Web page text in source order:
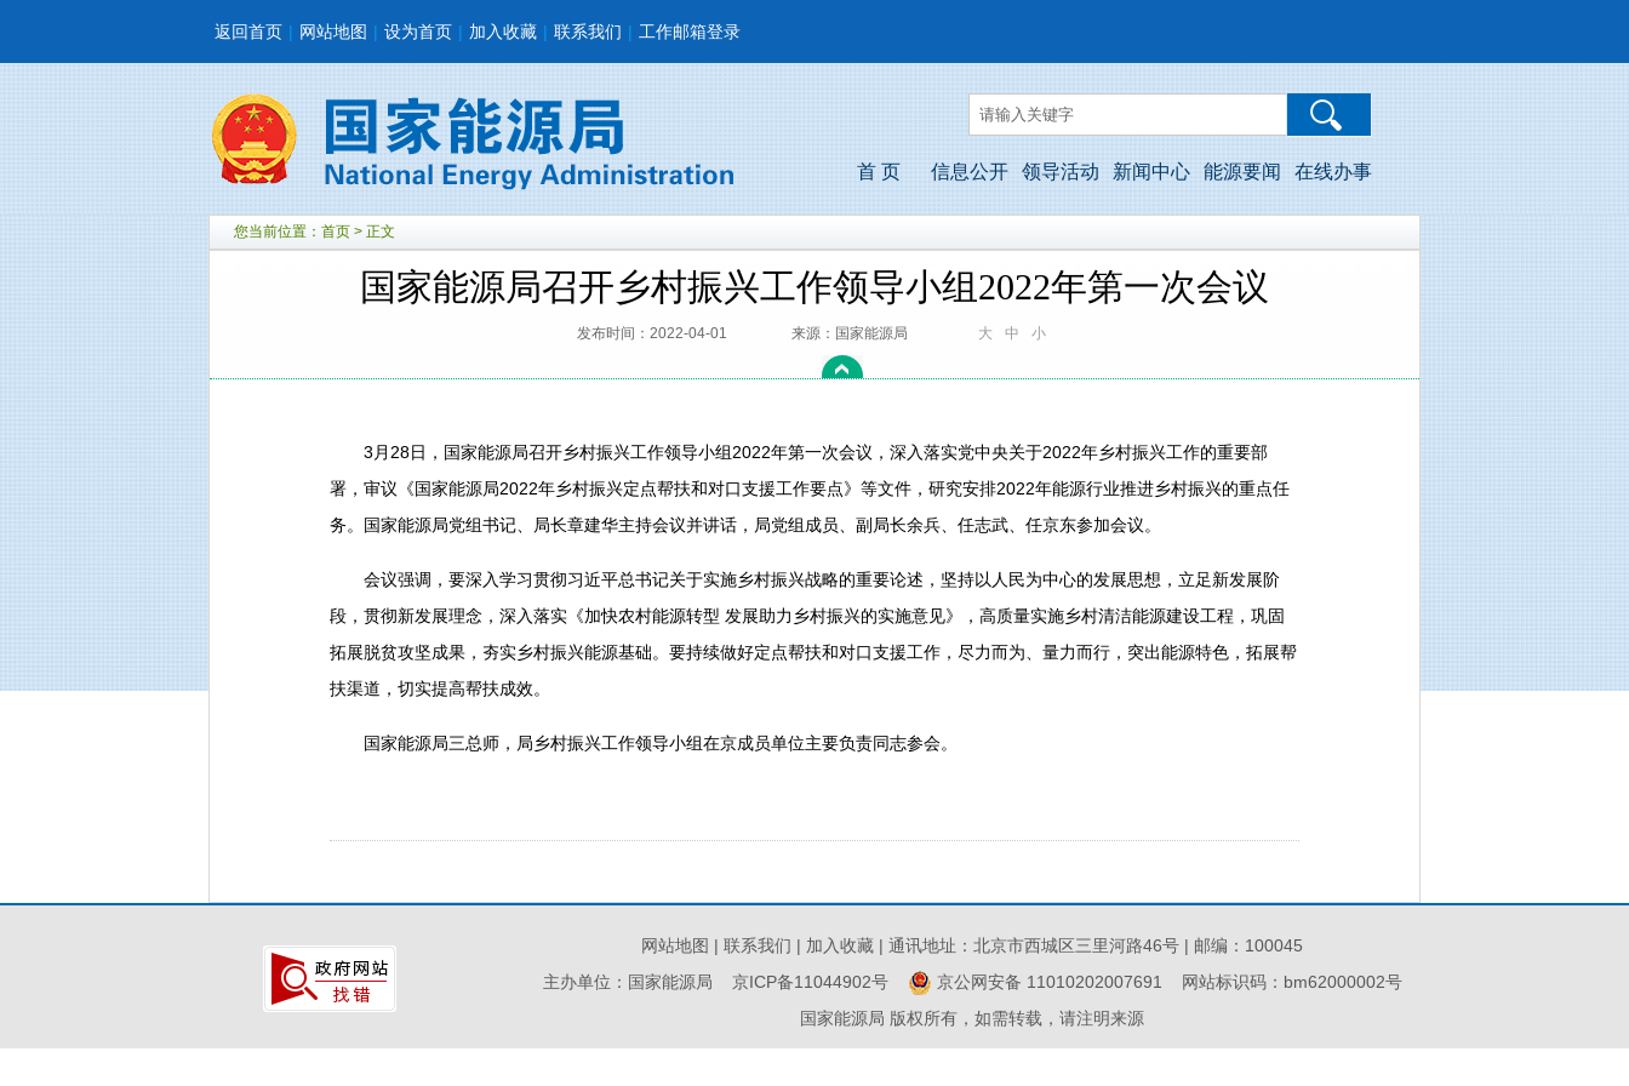
返回首页 | 网站地图 | 设为首页 | 加入收藏 | 联系我们 | 工作邮箱登录
首 页 信息公开 领导活动 新闻中心 能源要闻 在线办事
您当前位置： 首页 > 正文
国家能源局召开乡村振兴工作领导小组2022年第一次会议
发布时间：2022-04-01 来源：国家能源局 大 中 小
3月28日，国家能源局召开乡村振兴工作领导小组2022年第一次会议，深入落实党中央关于2022年乡村振兴工作的重要部
署，审议《国家能源局2022年乡村振兴定点帮扶和对口支援工作要点》等文件，研究安排2022年能源行业推进乡村振兴的重点任
务。国家能源局党组书记、局长章建华主持会议并讲话，局党组成员、副局长余兵、任志武、任京东参加会议。
会议强调，要深入学习贯彻习近平总书记关于实施乡村振兴战略的重要论述，坚持以人民为中心的发展思想，立足新发展阶
段，贯彻新发展理念，深入落实《加快农村能源转型 发展助力乡村振兴的实施意见》，高质量实施乡村清洁能源建设工程，巩固
拓展脱贫攻坚成果，夯实乡村振兴能源基础。要持续做好定点帮扶和对口支援工作，尽力而为、量力而行，突出能源特色，拓展帮
扶渠道，切实提高帮扶成效。
国家能源局三总师，局乡村振兴工作领导小组在京成员单位主要负责同志参会。